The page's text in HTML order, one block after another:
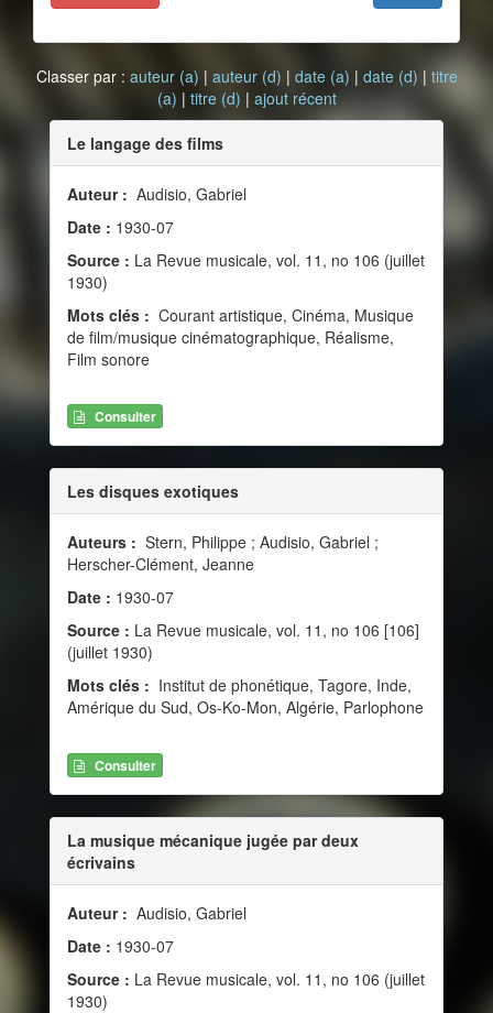
Classer par : auteur (a) | auteur (d) | date (a) | date (d) | titre
(a) | titre (d) | ajout récent
Le langage des films
Auteur : Audisio, Gabriel
Date : 1930-07
Source : La Revue musicale, vol. 11, no 106 (juillet
1930)
Mots clés : Courant artistique, Cinéma, Musique
de film/musique cinématographique, Réalisme,
Film sonore
Consulter
Les disques exotiques
Auteurs : Stern, Philippe ; Audisio, Gabriel ;
Herscher-Clément, Jeanne
Date : 1930-07
Source : La Revue musicale, vol. 11, no 106 [106]
(juillet 1930)
Mots clés : Institut de phonétique, Tagore, Inde,
Amérique du Sud, Os-Ko-Mon, Algérie, Parlophone
Consulter
La musique mécanique jugée par deux
écrivains
Auteur : Audisio, Gabriel
Date : 1930-07
Source : La Revue musicale, vol. 11, no 106 (juillet
1930)